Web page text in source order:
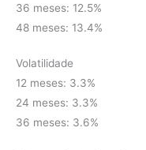
36 meses: 12.5%
48 meses: 13.4%
Volatilidade
12 meses: 3.3%
24 meses: 3.3%
36 meses: 3.6%